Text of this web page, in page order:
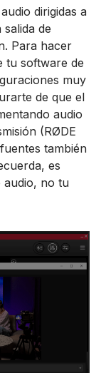
dirigidas a
de
Para hacer
tu software de
muy
de que el
audio
(RØDE
también
es
audio, no tu